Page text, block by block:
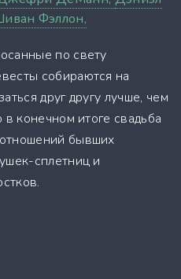
Фэллон,
по свету
собираются на
друг другу лучше, чем
конечном итоге свадьба
бывших
сплетниц и